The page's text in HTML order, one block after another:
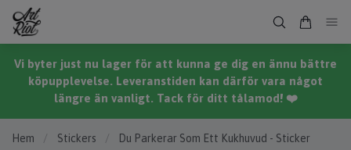
Vi byter just nu lager för att kunna ge dig en ännu bättre
köpupplevelse. Leveranstiden kan därför vara något
längre än vanligt. Tack för ditt tålamod! ❤️
Hem / Stickers / Du Parkerar Som Ett Kukhuvud - Sticker